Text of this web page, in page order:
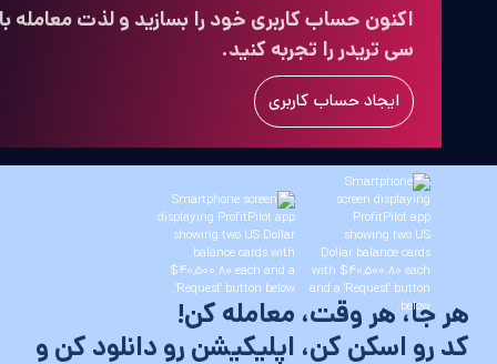
اکنون حساب کاربری خود را بسازید و لذت معامله با
سی تریدر را تجربه کنید.
ایجاد حساب کاربری
هر وقت، معامله کن!
اسکن کن، اپلیکیشن رو دانلود کن و